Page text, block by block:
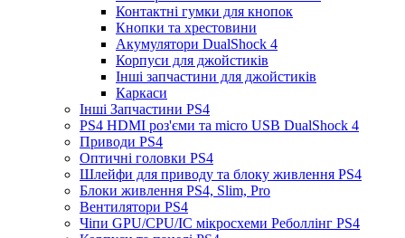
Контактні гумки для кнопок
Кнопки та хрестовини
Акумулятори DualShock 4
Корпуси для джойстиків
Інші запчастини для джойстиків
Каркаси
Інші Запчастини PS4
PS4 HDMI роз'єми та micro USB DualShock 4
Приводи PS4
Оптичні головки PS4
Шлейфи для приводу та блоку живлення PS4
Блоки живлення PS4, Slim, Pro
Вентилятори PS4
Чіпи GPU/CPU/IC мікросхеми Реболлінг PS4